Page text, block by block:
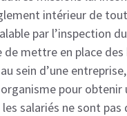
intérieur de
par l’inspection
de mettre en place
sein d’une
pour obtenir
salariés ne sont pas